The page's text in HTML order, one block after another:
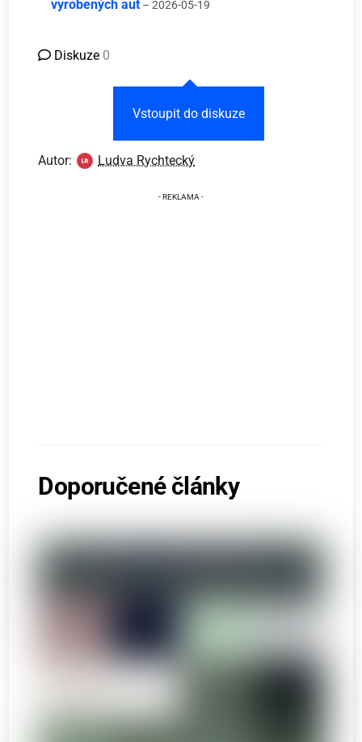
vyrobených aut – 2026-05-19
Diskuze 0
Vstoupit do diskuze
Autor: Ludva Rychtecký
Doporučené články